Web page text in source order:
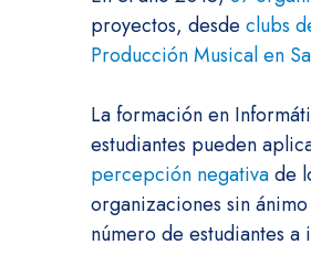
proyectos, desde clubs
Producción Musical en
La formación en
estudiantes pueden
percepción negativade
organizaciones sin
número de estudiantes a